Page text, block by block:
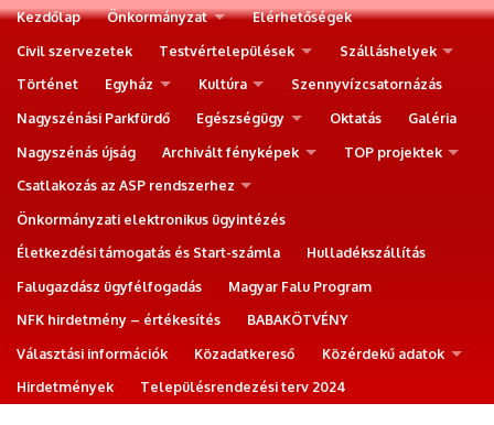
Kezdőlap Önkormányzat
Elérhetőségek
Civil szervezetek
Testvértelepülések
Szálláshelyek
Történet
Egyház Kultúra
Szennyvízcsatornázás
Nagyszénási Parkfürdő
Egészségügy Oktatás
Galéria
Nagyszénás újság
Archivált fényképek
TOP projektek
Csatlakozás az ASP rendszerhez
Önkormányzati elektronikus ügyintézés
Életkezdési támogatás és Start-számla
Hulladékszállítás
Falugazdász ügyfélfogadás
Magyar Falu Program
NFK hirdetmény – értékesítés
BABAKÖTVÉNY
Választási információk
Közadatkereső
Közérdekű adatok
Hirdetmények
Településrendezési terv 2024